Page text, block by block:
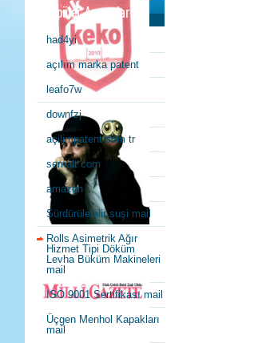
Popüler Aramalar
had4yi
açılım marka patent
leafo7w
downfzj
açilimpatent com tr
semalt com
amazon
Sürdürülebilir suşi mail
Rolls Asimetrik Ağır
Hizmet Tipi Döküm
Levha Büküm Makineleri
mail
ISO 9001 Sertifikası mail
Üçgen Menhol Kapakları
mail